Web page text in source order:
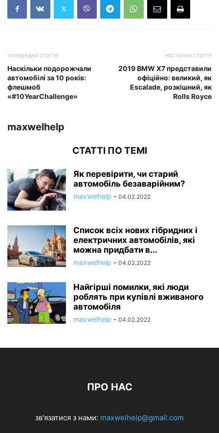
попередня стаття
Наскільки подорожчали
автомобілі за 10 років:
флешмоб
«#10YearChallenge»
наступна стаття
2019 BMW X7 представили
офіційно: великий, як
Escalade, розкішний, як
Rolls Royce
maxwelhelp
СТАТТІ ПО ТЕМІ
Як перевірити, чи старий
автомобіль безаварійним?
maxwelhelp - 04.02.2022
Список всіх нових гібридних і
електричних автомобілів, які
можна придбати в...
maxwelhelp - 04.02.2022
Найгірші помилки, які люди
роблять при купівлі вживаного
автомобіля
maxwelhelp - 04.02.2022
ПРО НАС
зв'язатися з нами: maxwelhelp@gmail.com